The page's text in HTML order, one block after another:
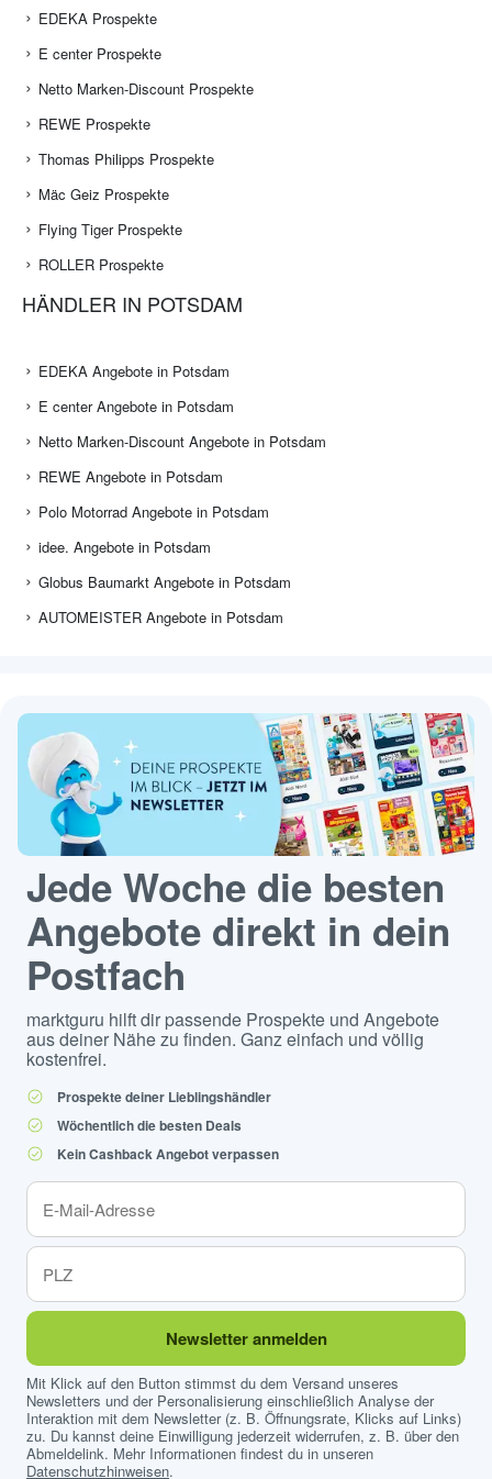
EDEKA Prospekte
E center Prospekte
Netto Marken-Discount Prospekte
REWE Prospekte
Thomas Philipps Prospekte
Mäc Geiz Prospekte
Flying Tiger Prospekte
ROLLER Prospekte
HÄNDLER IN POTSDAM
EDEKA Angebote in Potsdam
E center Angebote in Potsdam
Netto Marken-Discount Angebote in Potsdam
REWE Angebote in Potsdam
Polo Motorrad Angebote in Potsdam
idee. Angebote in Potsdam
Globus Baumarkt Angebote in Potsdam
AUTOMEISTER Angebote in Potsdam
Jede Woche die besten
Angebote direkt in dein
Postfach
marktguru hilft dir passende Prospekte und Angebote
aus deiner Nähe zu finden. Ganz einfach und völlig
kostenfrei.
Prospekte deiner Lieblingshändler
Wöchentlich die besten Deals
Kein Cashback Angebot verpassen
Newsletter anmelden
Mit Klick auf den Button stimmst du dem Versand unseres
Newsletters und der Personalisierung einschließlich Analyse der
Interaktion mit dem Newsletter (z. B. Öffnungsrate, Klicks auf Links)
zu. Du kannst deine Einwilligung jederzeit widerrufen, z. B. über den
Abmeldelink. Mehr Informationen findest du in unseren
Datenschutzhinweisen.